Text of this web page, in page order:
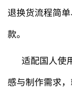
退换货流程简
款。
适配国人使
感与制作需求